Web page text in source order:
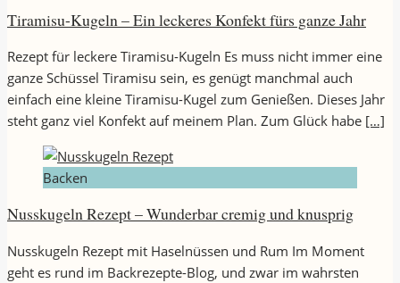
Tiramisu-Kugeln – Ein leckeres Konfekt fürs ganze Jahr
Rezept für leckere Tiramisu-Kugeln Es muss nicht immer eine
ganze Schüssel Tiramisu sein, es genügt manchmal auch
einfach eine kleine Tiramisu-Kugel zum Genießen. Dieses Jahr
steht ganz viel Konfekt auf meinem Plan. Zum Glück habe […]
Backen
Nusskugeln Rezept – Wunderbar cremig und knusprig
Nusskugeln Rezept mit Haselnüssen und Rum Im Moment
geht es rund im Backrezepte-Blog, und zwar im wahrsten